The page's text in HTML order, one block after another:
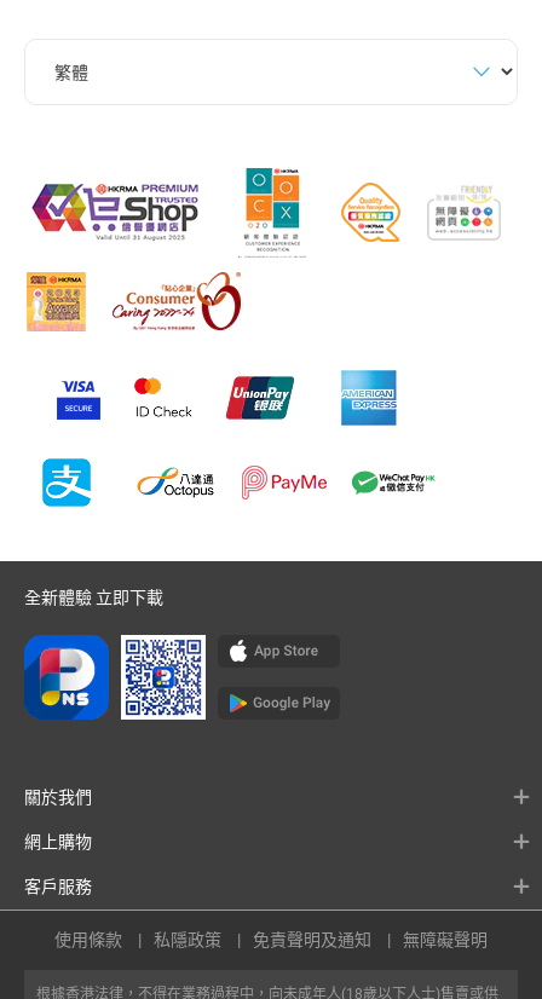
全新體驗 立即下載
關於我們
網上購物
客戶服務
根據香港法律，不得在業務過程中，向未成年人(18歲以下人士)售賣或供
使用條款 私隱政策 免責聲明及通知 無障礙聲明